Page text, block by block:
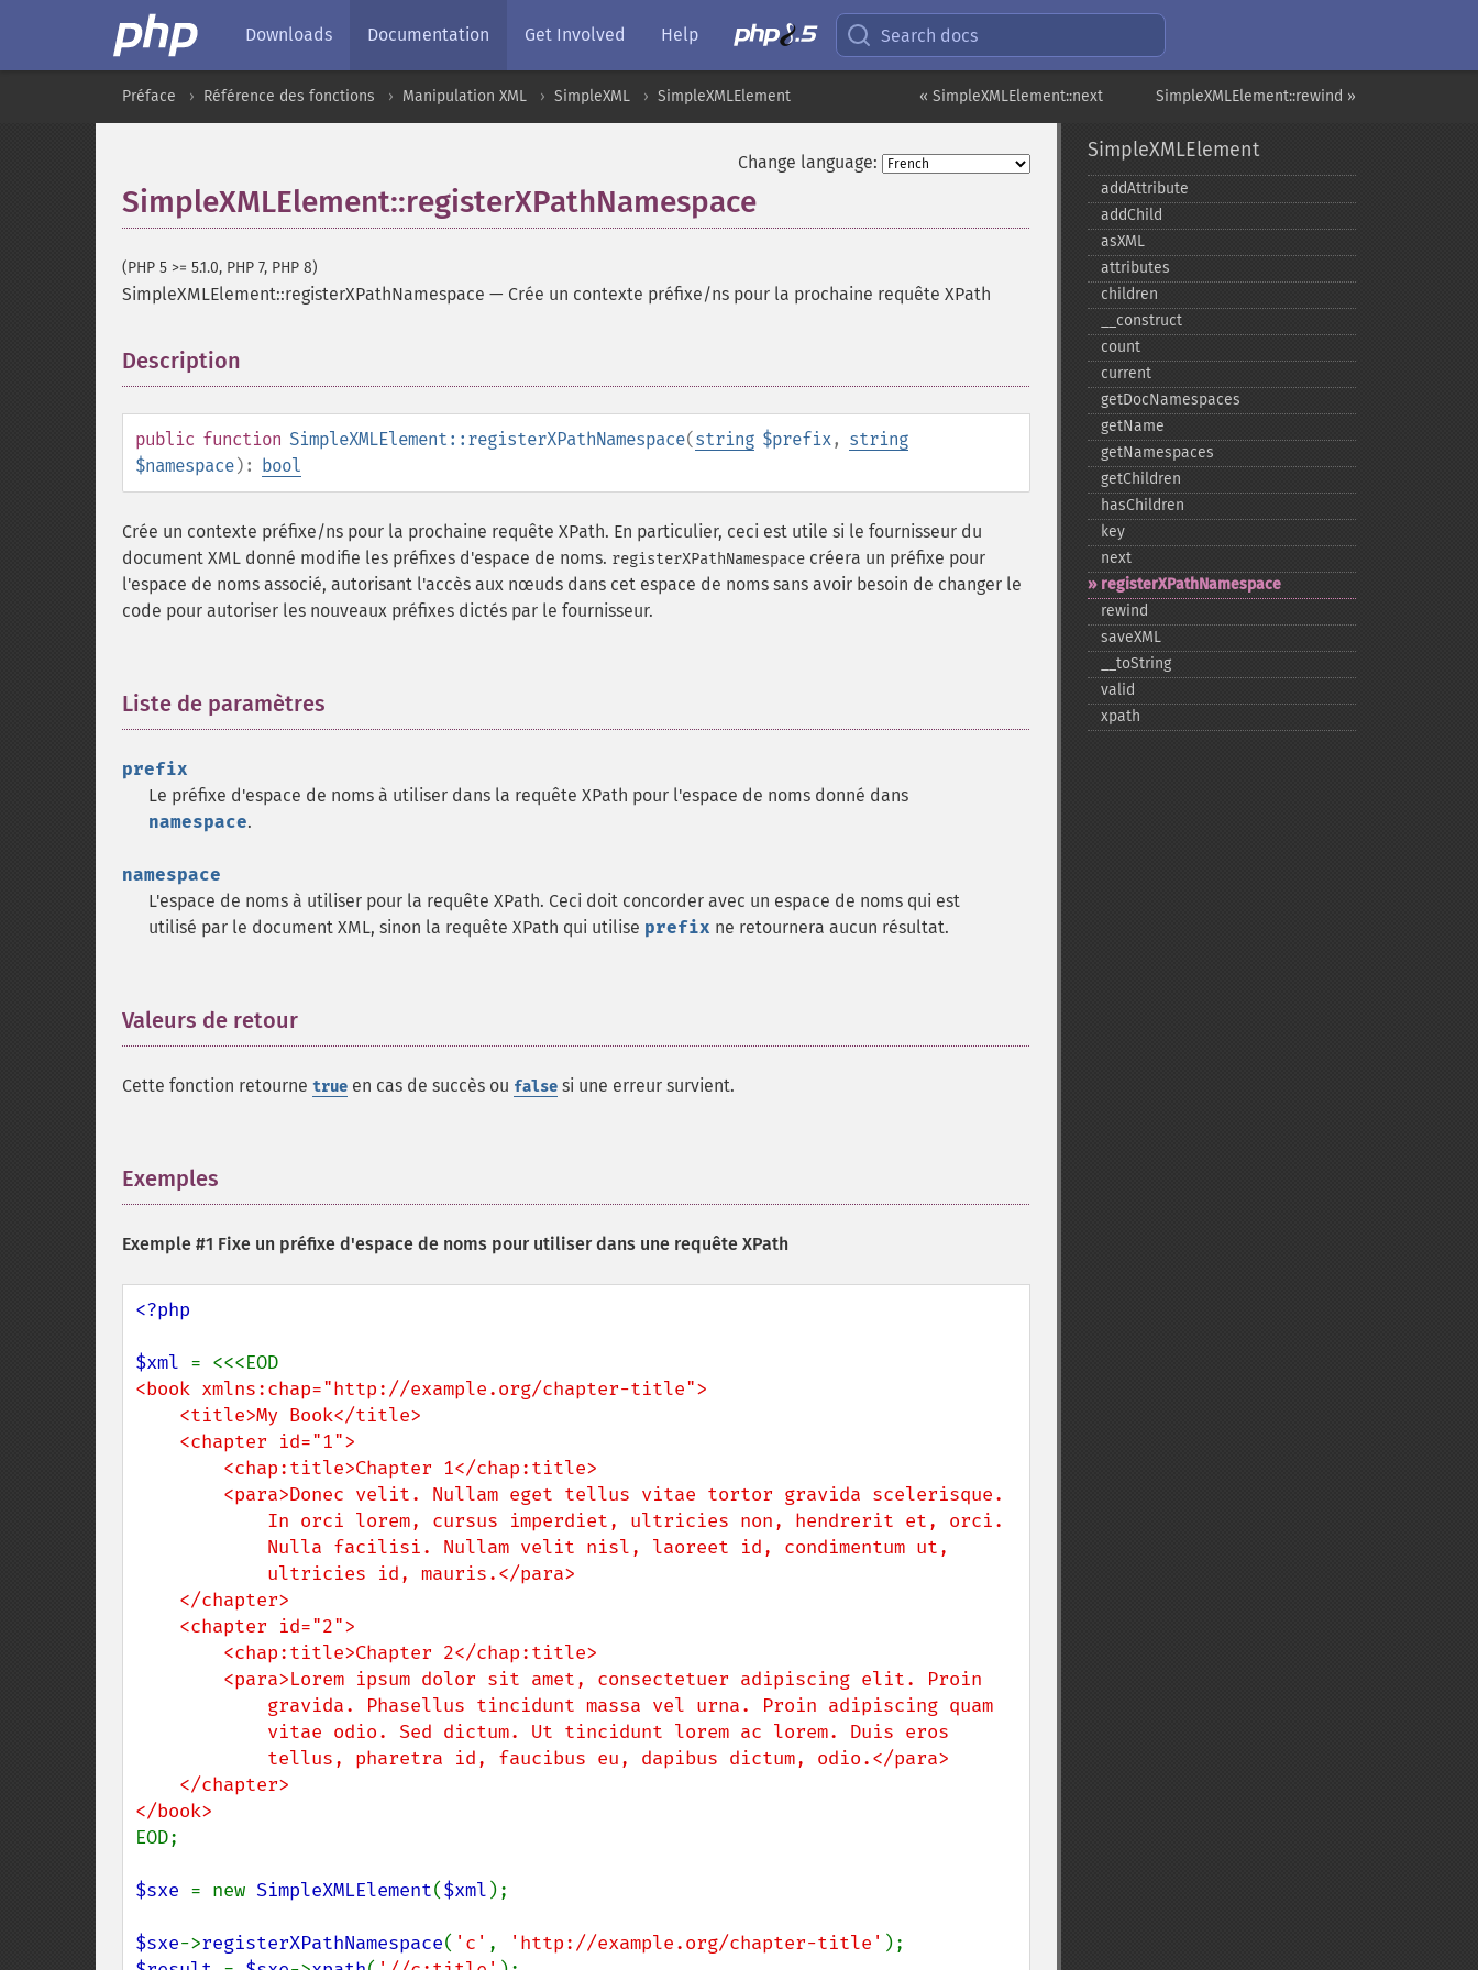
Downloads Documentation Get Involved Help Search docs
SimpleXMLElement::rewind »
« SimpleXMLElement::next
Préface Référence des fonctions Manipulation XML SimpleXML SimpleXMLElement
Change language:
SimpleXMLElement::registerXPathNamespace
(PHP 5 >= 5.1.0, PHP 7, PHP 8)
SimpleXMLElement::registerXPathNamespace — Crée un contexte préfixe/ns pour la prochaine requête XPath
Description
public function SimpleXMLElement::registerXPathNamespace(string $prefix, string
$namespace): bool
Crée un contexte préfixe/ns pour la prochaine requête XPath. En particulier, ceci est utile si le fournisseur du
document XML donné modifie les préfixes d'espace de noms. registerXPathNamespace créera un préfixe pour
l'espace de noms associé, autorisant l'accès aux nœuds dans cet espace de noms sans avoir besoin de changer le
code pour autoriser les nouveaux préfixes dictés par le fournisseur.
Liste de paramètres
prefix
Le préfixe d'espace de noms à utiliser dans la requête XPath pour l'espace de noms donné dans
namespace.
namespace
L'espace de noms à utiliser pour la requête XPath. Ceci doit concorder avec un espace de noms qui est
utilisé par le document XML, sinon la requête XPath qui utilise prefix ne retournera aucun résultat.
Valeurs de retour
Cette fonction retourne true en cas de succès ou false si une erreur survient.
Exemples
Exemple #1 Fixe un préfixe d'espace de noms pour utiliser dans une requête XPath
<?php
$xml
<book xmlns:chap="http://example.org/chapter-title">
EOD;
$sxe = new SimpleXMLElement($xml );
$sxe->registerXPathNamespace( 'c' , 'http://example.org/chapter-title'
SimpleXMLElement
addAttribute
addChild
asXML
attributes
children
_​_​construct
count
current
getDocNamespaces
getName
getNamespaces
getChildren
hasChildren
key
next
registerXPathNamespace
rewind
saveXML
_​_​toString
valid
xpath